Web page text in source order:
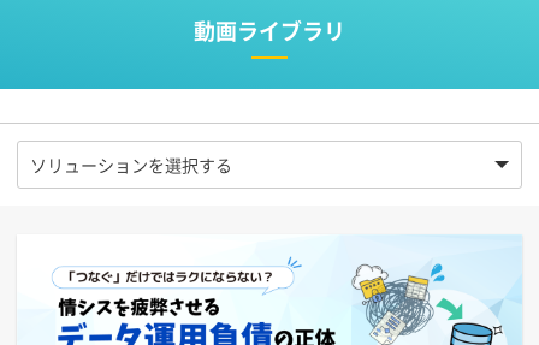
動画ライブラリ
ソリューションを選択する